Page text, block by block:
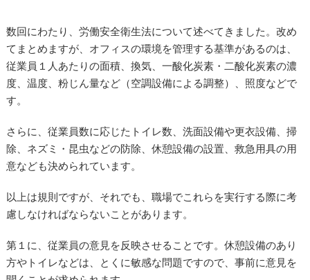
数回にわたり、労働安全衛生法について述べてきました。改め
てまとめますが、オフィスの環境を管理する基準があるのは、
従業員１人あたりの面積、換気、一酸化炭素・二酸化炭素の濃
度、温度、粉じん量など（空調設備による調整）、照度などで
す。
さらに、従業員数に応じたトイレ数、洗面設備や更衣設備、掃
除、ネズミ・昆虫などの防除、休憩設備の設置、救急用具の用
意なども決められています。
以上は規則ですが、それでも、職場でこれらを実行する際に考
慮しなければならないことがあります。
第１に、従業員の意見を反映させることです。休憩設備のあり
方やトイレなどは、とくに敏感な問題ですので、事前に意見を